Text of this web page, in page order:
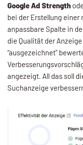
Google Ad Strength
bei der Erstellung einer
anpassbare Spalte in
die Qualität der
“ausgezeichnet”
angezeigt. All das soll
Suchanzeige